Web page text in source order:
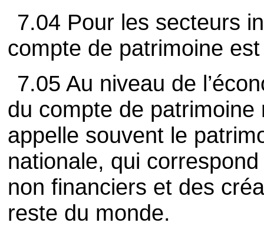
7.04 Pour les secteurs
compte de patrimoine
7.05 Au niveau de
du compte de patrimoine
appelle souvent le
nationale, qui
non financiers et des
reste du monde.